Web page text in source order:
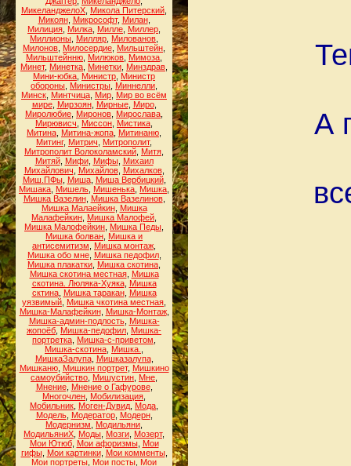
МикеланджелоХ Микола Питерский
Микоян, Микрософт, Милан,
Милиция Милка Милле Миллер
Миллионы Милляр Милованов
Милонов Милосердие Мильштейн
Мильштейнню Милюков Мимоза
Минет, Минетка Минетки Минздрав
Мини-юбка Министр Министр
обороны Министры Миннелли
Минск Минтчица Мир Мир во всём
мире, Мирзоян, Мирные, Миро,
Миролюбие Миронов Мирослава
Мирювисч
Миссон Мистика
Митина Митина-жопа Митинаню
Митинг, Митрич Митрополит,
Митрополит Волоколамский Митя
Митяй, Мифи, Мифы, Михаил
Михайлович
Михайлов, Михалков,
Миш.ПФы, Миша, Миша Вербицкий,
Мишака Мишель Мишенька Мишка
Мишка Вазелин, Мишка Вазелинов,
Мишка Малаейкин, Мишка
Малафейкин Мишка Малофей
Мишка Малофейкин Мишка Педы
Мишка болван Мишка и
антисемитизм
Мишка монтаж
Мишка обо мне, Мишка педофил,
Мишка плакатки Мишка скотина
Мишка скотина местная, Мишка
скотина. Люляка-Хуяка, Мишка
сктина, Мишка таракан, Мишка
уязвимый Мишка чкотина местная
Мишка-Малафейкин, Мишка-Монтаж,
Мишка-админ-подлость, Мишка-
жопоёб Мишка-педофил Мишка-
портретка Мишка-с-приветом
Мишка-скотина Мишка.
МишкаЗалупа, Мишказалупа,
Мишканю, Мишкин портрет, Мишкино
самоубийство Мишустин Мне
Мнение, Мнение о Гафурове,
Многочлен Мобилизация
Мобильник Моген-Дувид Мода
Модель, Модератор, Модерн,
Модернизм
Модильяни
МодильяниХ Моды Мозги Мозерт,
Мои Ютюб, Мои афоризмы, Мои
гифы, Мои картинки, Мои комменты,
Мои портреты Мои посты Мои
А